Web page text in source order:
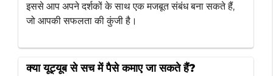
इससे आप अपने दर्शकों के साथ एक मजबूत संबंध बना सकते हैं,
जो आपकी सफलता की कुंजी है।
क्या यूट्यूब से सच में पैसे कमाए जा सकते हैं?